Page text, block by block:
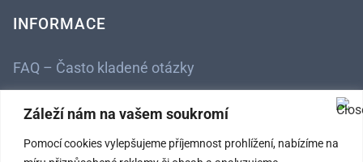
Záleží nám na vašem soukromí
Pomocí cookies vylepšujeme příjemnost prohlížení, nabízíme na
INFORMACE
FAQ – Často kladené otázky